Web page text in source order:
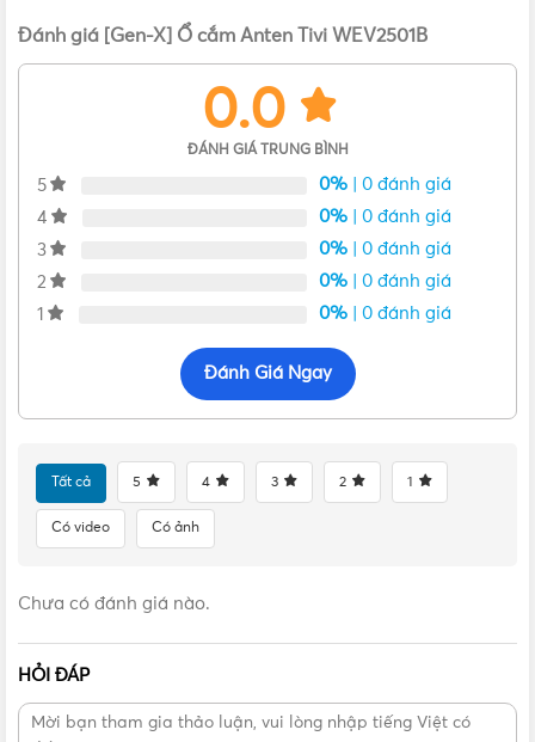
Thông số cơ bản của Ổ cắm Anten Tivi WEV2501B
Chuẩn lắp đặt: Chuẩn A
Bảo hành: 12 tháng
Xuất xứ: Thái Lan
Đặc điểm của ổ cắm tivi WEV2501B
Ổ cắm Tivi WEV2501B xứng đáng là mẫu ổ cắm cao cấp
nhất trên thị trường hiện nay. Sản phẩm “chất” từ trong ra
phẩm. Điểm qua một số đặc điểm chung của công tắc ổ
cắm dòng Gen-X như sau:
Sản phẩm gồm 1 ổ cắm tivi màu đen sang trọng.
với màu đen tuyền mạnh mẽ thu hút mọi ánh nhìn
xuất hiện trên các loại công tắc ổ cắm điện.
nhựa Urea Resin chống cháy, an toàn tuyệt đối.
Đánh giá [Gen-X] Ổ cắm Anten Tivi WEV2501B
0.0
ĐÁNH GIÁ TRUNG BÌNH
5 0% | 0 đánh giá
4
0% | 0 đánh giá
3
0% | 0 đánh giá
2
0% | 0 đánh giá
1
0% | 0 đánh giá
Đánh Giá Ngay
Tất cả 5 4 3 2 1
Có video Có ảnh
Chưa có đánh giá nào.
HỎI ĐÁP